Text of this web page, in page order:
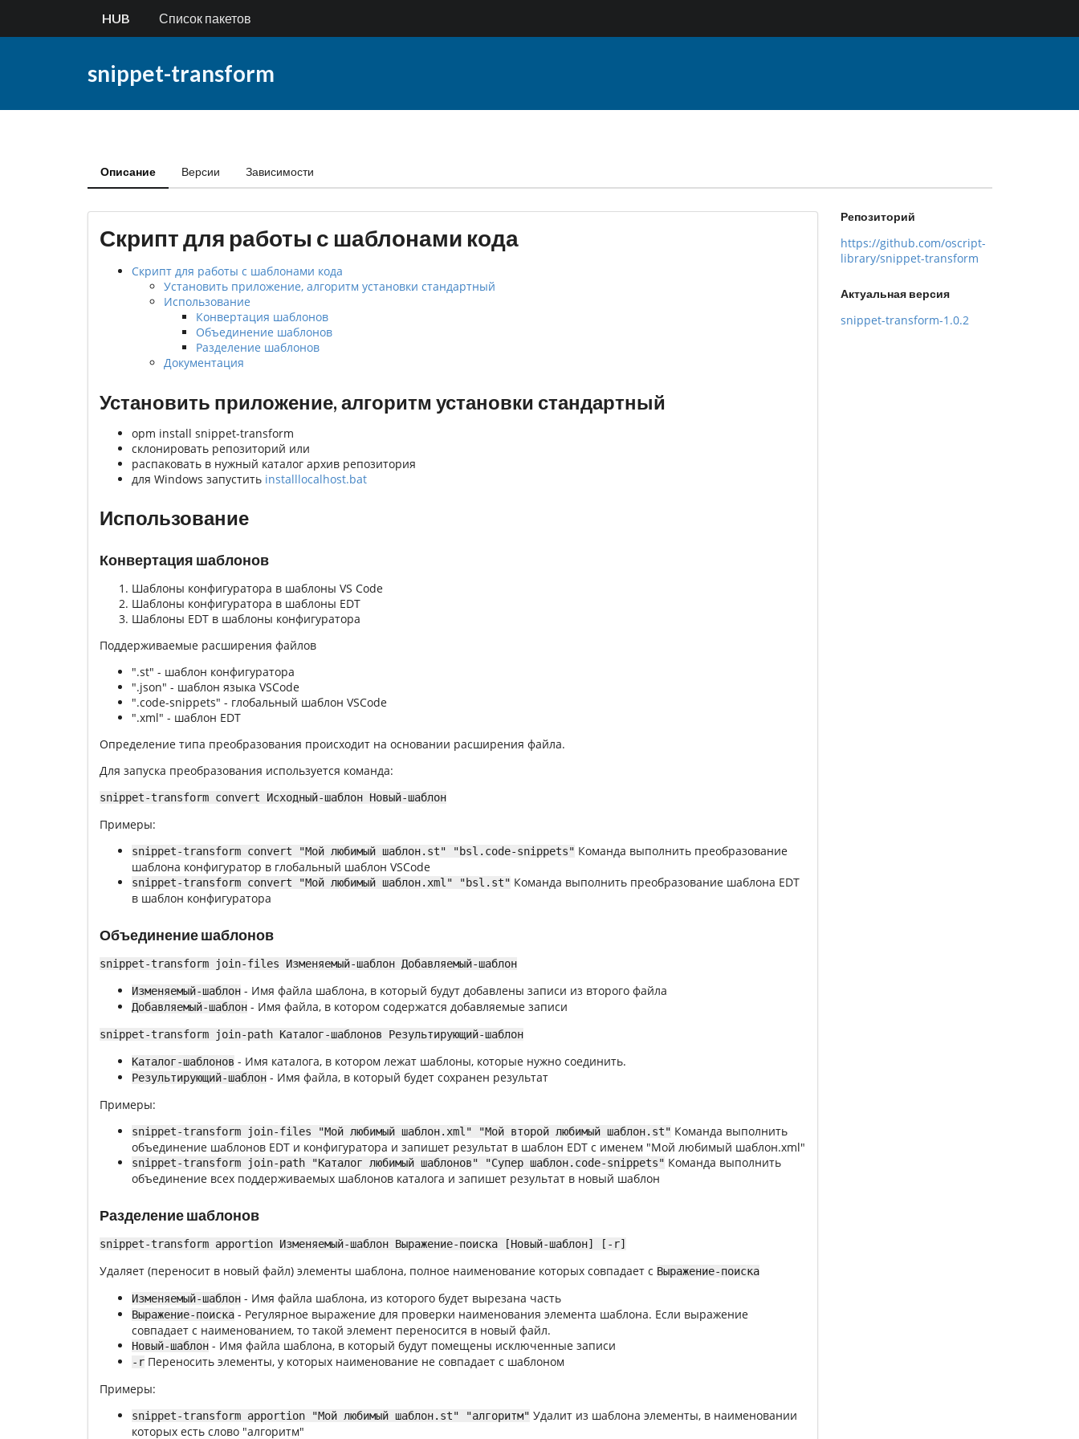
HUB Список пакетов
snippet-transform
Описание Версии Зависимости
Скрипт для работы с шаблонами кода
Скрипт для работы с шаблонами кода
Установить приложение, алгоритм установки стандартный
Использование
Конвертация шаблонов
Объединение шаблонов
Разделение шаблонов
Документация
Установить приложение, алгоритм установки стандартный
opm install snippet-transform
склонировать репозиторий или
распаковать в нужный каталог архив репозитория
для Windows запустить installlocalhost.bat
Использование
Конвертация шаблонов
Шаблоны конфигуратора в шаблоны VS Code
Шаблоны конфигуратора в шаблоны EDT
Шаблоны EDT в шаблоны конфигуратора
Поддерживаемые расширения файлов
".st" - шаблон конфигуратора
".json" - шаблон языка VSCode
".code-snippets" - глобальный шаблон VSCode
".xml" - шаблон EDT
Определение типа преобразования происходит на основании расширения файла.
Для запуска преобразования используется команда:
snippet-transform convert Исходный-шаблон Новый-шаблон
Примеры:
snippet-transform convert "Мой любимый шаблон.st" "bsl.code-snippets" Команда выполнить преобразование
шаблона конфигуратор в глобальный шаблон VSCode
snippet-transform convert "Мой любимый шаблон.xml" "bsl.st" Команда выполнить преобразование шаблона EDT
в шаблон конфигуратора
Объединение шаблонов
snippet-transform join-files Изменяемый-шаблон Добавляемый-шаблон
Изменяемый-шаблон- Имя файла шаблона, в который будут добавлены записи из второго файла
Добавляемый-шаблон- Имя файла, в котором содержатся добавляемые записи
snippet-transform join-path Каталог-шаблонов Результирующий-шаблон
Каталог-шаблонов - Имя каталога, в котором лежат шаблоны, которые нужно соединить.
Результирующий-шаблон- Имя файла, в который будет сохранен результат
Примеры:
snippet-transform join-files "Мой любимый шаблон.xml" "Мой второй любимый шаблон.st" Команда выполнить
объединение шаблонов EDT и конфигуратора и запишет результат в шаблон EDT c именем "Мой любимый шаблон.xml"
snippet-transform join-path "Каталог любимый шаблонов" "Супер шаблон.code-snippets" Команда выполнить
объединение всех поддерживаемых шаблонов каталога и запишет результат в новый шаблон
Разделение шаблонов
snippet-transform apportion Изменяемый-шаблон Выражение-поиска [Новый-шаблон] [-r]
Удаляет (переносит в новый файл) элементы шаблона, полное наименование которых совпадает с Выражение-поиска
Изменяемый-шаблон- Имя файла шаблона, из которого будет вырезана часть
Выражение-поиска- Регулярное выражение для проверки наименования элемента шаблона. Если выражение
совпадает с наименованием, то такой элемент переносится в новый файл.
Новый-шаблон- Имя файла шаблона, в который будут помещены исключенные записи
-rПереносить элементы, у которых наименование не совпадает с шаблоном
Примеры:
snippet-transform apportion "Мой любимый шаблон.st" "алгоритм" Удалит из шаблона элементы, в наименовании
которых есть слово "алгоритм"
Репозиторий
https://github.com/oscript-
library/snippet-transform
Актуальная версия
snippet-transform-1.0.2